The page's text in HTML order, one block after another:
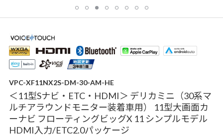
VPC-XF11NX2S-DM-30-AM-HE
＜11型Sナビ・ETC・HDMI＞ デリカミニ（30系マ
ルチアラウンドモニター装着車用） 11型大画面カ
ーナビ フローティングビッグX 11 シンプルモデル
HDMI入力/ETC2.0パッケージ